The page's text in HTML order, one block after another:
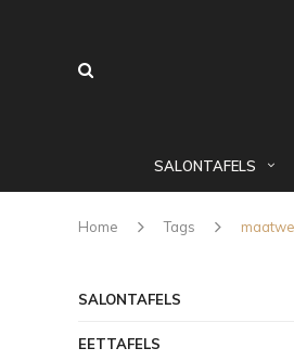
SALONTAFELS
Home Tags
SALONTAFELS
EETTAFELS